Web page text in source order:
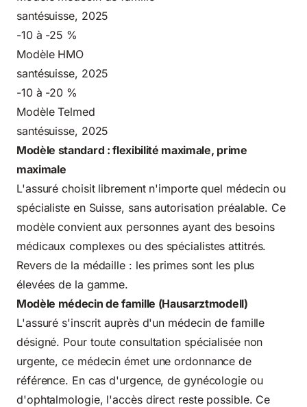
santésuisse, 2025
-10 à -25 %
Modèle HMO
santésuisse, 2025
-10 à -20 %
Modèle Telmed
santésuisse, 2025
Modèle standard : flexibilité maximale, prime
maximale
L'assuré choisit librement n'importe quel médecin ou
spécialiste en Suisse, sans autorisation préalable. Ce
modèle convient aux personnes ayant des besoins
médicaux complexes ou des spécialistes attitrés.
Revers de la médaille : les primes sont les plus
élevées de la gamme.
Modèle médecin de famille (Hausarztmodell)
L'assuré s'inscrit auprès d'un médecin de famille
désigné. Pour toute consultation spécialisée non
urgente, ce médecin émet une ordonnance de
référence. En cas d'urgence, de gynécologie ou
d'ophtalmologie, l'accès direct reste possible. Ce